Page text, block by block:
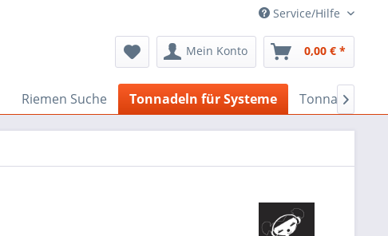
Service/Hilfe
Mein Konto 0,00 € *
Riemen Suche Tonnadeln für Systeme Tonnadeln
